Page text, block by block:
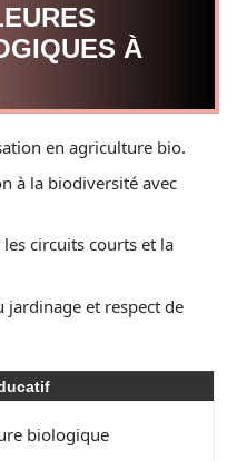
À
en agriculture bio.
à la biodiversité avec
circuits courts et la
jardinage et respect de
biologique